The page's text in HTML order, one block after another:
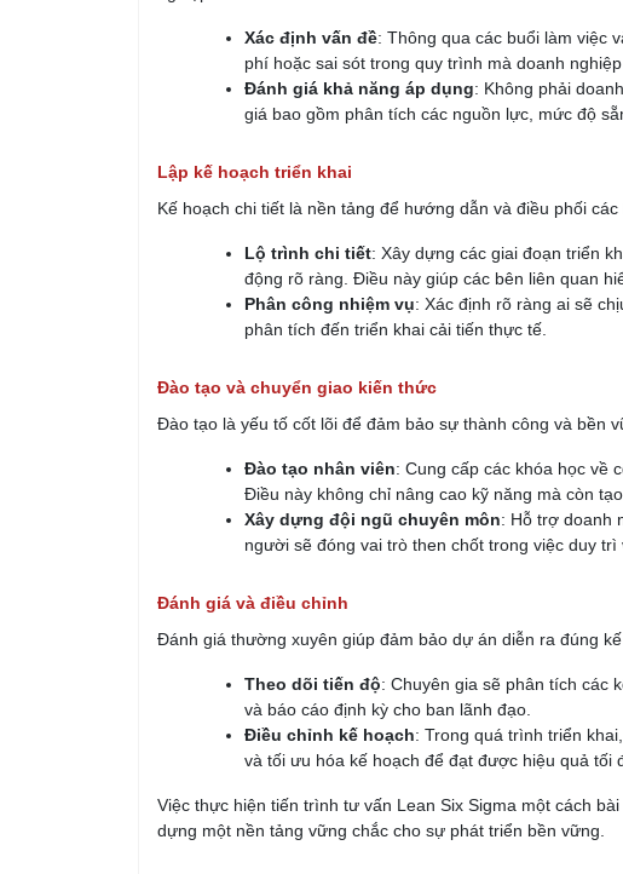
Xác định vấn đề: Thông qua các buổi làm việc
phí hoặc sai sót trong quy trình mà doanh
Đánh giá khả năng áp dụng: Không phải
giá bao gồm phân tích các nguồn lực, mức độ
Lập kế hoạch triển khai
Kế hoạch chi tiết là nền tảng để hướng dẫn và điều phối
Lộ trình chi tiết: Xây dựng các giai đoạn triển
động rõ ràng. Điều này giúp các bên liên quan
Phân công nhiệm vụ: Xác định rõ ràng ai sẽ
phân tích đến triển khai cải tiến thực tế.
Đào tạo và chuyển giao kiến thức
Đào tạo là yếu tố cốt lõi để đảm bảo sự thành công và bền
Đào tạo nhân viên: Cung cấp các khóa học về
Điều này không chỉ nâng cao kỹ năng mà còn
Xây dựng đội ngũ chuyên môn: Hỗ trợ doanh
người sẽ đóng vai trò then chốt trong việc duy trì
Đánh giá và điều chỉnh
Đánh giá thường xuyên giúp đảm bảo dự án diễn ra đúng
Theo dõi tiến độ: Chuyên gia sẽ phân tích các
và báo cáo định kỳ cho ban lãnh đạo.
Điều chỉnh kế hoạch: Trong quá trình triển
và tối ưu hóa kế hoạch để đạt được hiệu quả tối
Việc thực hiện tiến trình tư vấn Lean Six Sigma một cách
dựng một nền tảng vững chắc cho sự phát triển bền vững.